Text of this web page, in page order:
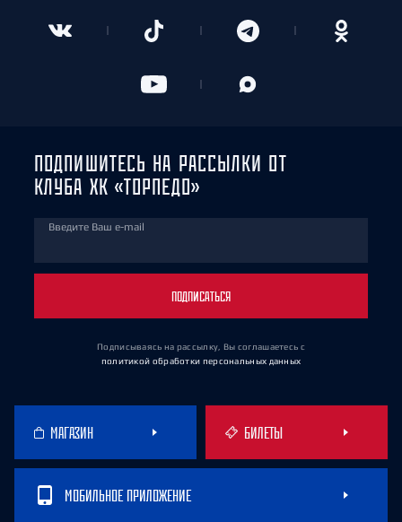
ПОДПИШИТЕСЬ НА РАССЫЛКИ ОТ
КЛУБА ХК «ТОРПЕДО»
Введите Ваш e-mail
ПОДПИСАТЬСЯ
Подписываясь на рассылку, Вы соглашаетесь с
политикой обработки персональных данных
МАГАЗИН БИЛЕТЫ
МОБИЛЬНОЕ ПРИЛОЖЕНИЕ